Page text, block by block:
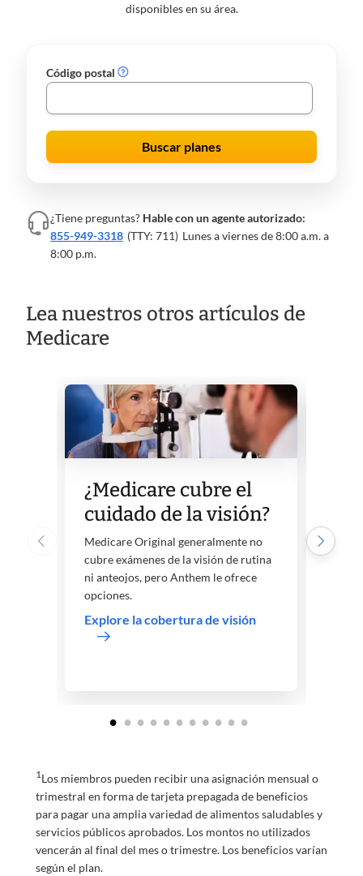
disponibles en su área.
Código postal
Buscar planes
¿Tiene preguntas? Hable con un agente autorizado:
855-949-3318 (TTY: 711) Lunes a viernes de 8:00 a.m. a
8:00 p.m.
Lea nuestros otros artículos de
Medicare
¿Medicare cubre el
cuidado de la visión?
Medicare Original generalmente no
cubre exámenes de la visión de rutina
ni anteojos, pero Anthem le ofrece
opciones.
Explore la cobertura de visión
1 Los miembros pueden recibir una asignación mensual o
trimestral en forma de tarjeta prepagada de beneficios
para pagar una amplia variedad de alimentos saludables y
servicios públicos aprobados. Los montos no utilizados
vencerán al final del mes o trimestre. Los beneficios varían
según el plan.